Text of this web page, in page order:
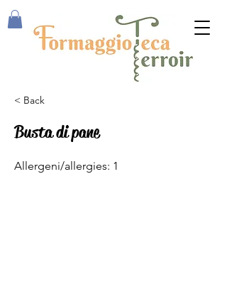
< Back
Busta di pane
Allergeni/allergies: 1